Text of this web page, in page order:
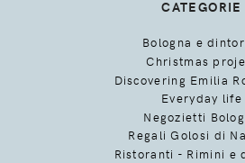
CATEGORIE
Bologna e
Christmas
Discovering Emilia
Everyday life
Negozietti
Regali Golosi di
Ristoranti - Rimini e